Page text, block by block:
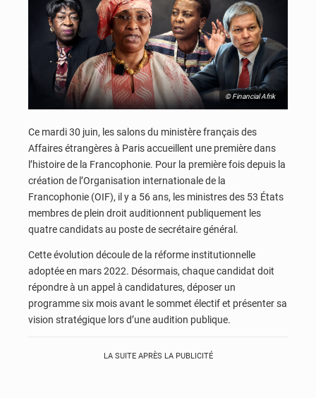
© Financial Afrik
Ce mardi 30 juin, les salons du ministère français des
Affaires étrangères à Paris accueillent une première dans
l’histoire de la Francophonie. Pour la première fois depuis la
création de l’Organisation internationale de la
Francophonie (OIF), il y a 56 ans, les ministres des 53 États
membres de plein droit auditionnent publiquement les
quatre candidats au poste de secrétaire général.
Cette évolution découle de la réforme institutionnelle
adoptée en mars 2022. Désormais, chaque candidat doit
répondre à un appel à candidatures, déposer un
programme six mois avant le sommet électif et présenter sa
vision stratégique lors d’une audition publique.
LA SUITE APRÈS LA PUBLICITÉ